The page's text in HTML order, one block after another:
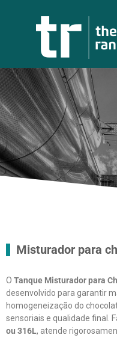
Misturador para
O Tanque Misturador para
desenvolvido para garantir
homogeneização do
sensoriais e qualidade final.
ou 316L, atende